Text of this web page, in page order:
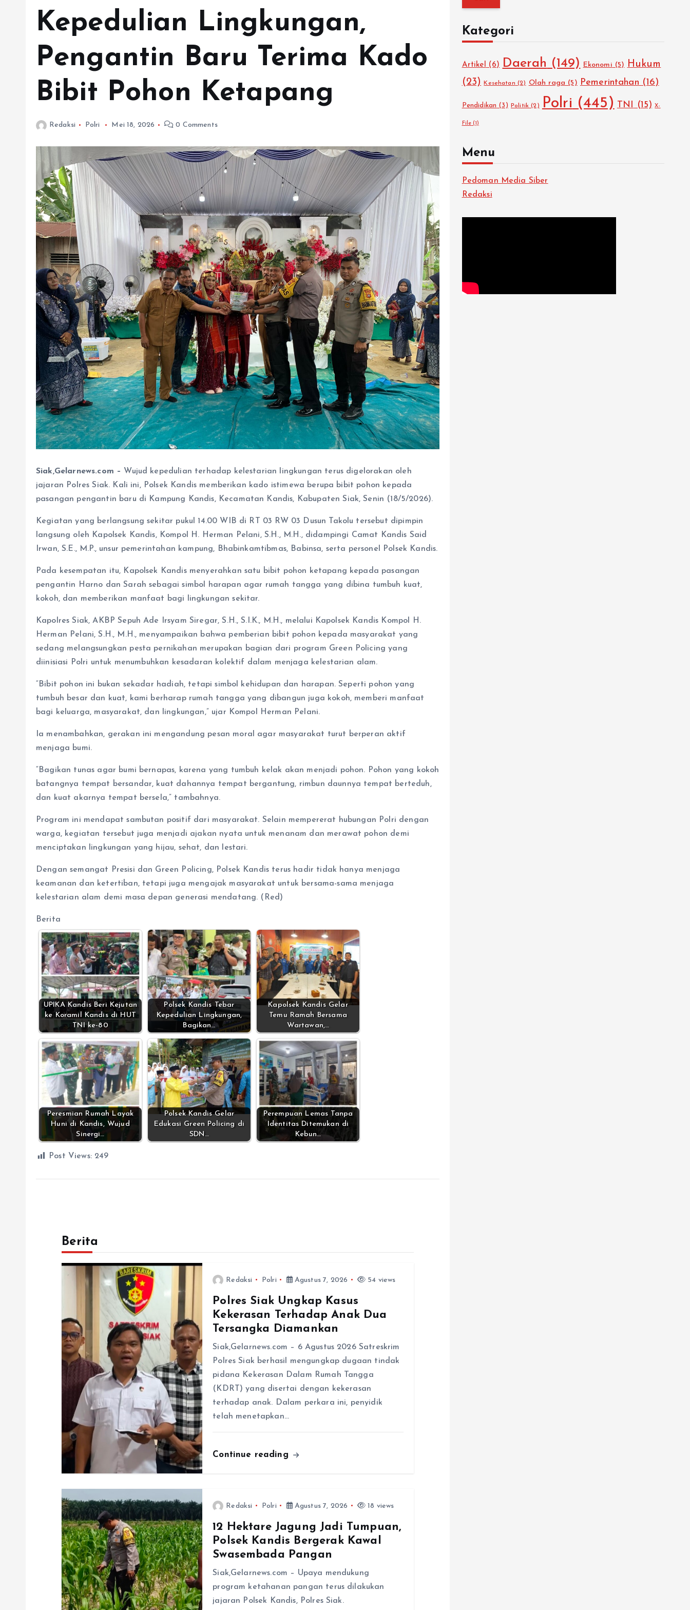
Kepedulian Lingkungan,
Pengantin Baru Terima Kado
Bibit Pohon Ketapang
Redaksi Polri Mei 18, 2026 0 Comments
Siak,Gelarnews.com – Wujud kepedulian terhadap kelestarian lingkungan terus digelorakan oleh
jajaran Polres Siak. Kali ini, Polsek Kandis memberikan kado istimewa berupa bibit pohon kepada
pasangan pengantin baru di Kampung Kandis, Kecamatan Kandis, Kabupaten Siak, Senin (18/5/2026).
Kegiatan yang berlangsung sekitar pukul 14.00 WIB di RT 03 RW 03 Dusun Takolu tersebut dipimpin
langsung oleh Kapolsek Kandis, Kompol H. Herman Pelani, S.H., M.H., didampingi Camat Kandis Said
Irwan, S.E., M.P., unsur pemerintahan kampung, Bhabinkamtibmas, Babinsa, serta personel Polsek Kandis.
Pada kesempatan itu, Kapolsek Kandis menyerahkan satu bibit pohon ketapang kepada pasangan
pengantin Harno dan Sarah sebagai simbol harapan agar rumah tangga yang dibina tumbuh kuat,
kokoh, dan memberikan manfaat bagi lingkungan sekitar.
Kapolres Siak, AKBP Sepuh Ade Irsyam Siregar, S.H., S.I.K., M.H., melalui Kapolsek Kandis Kompol H.
Herman Pelani, S.H., M.H., menyampaikan bahwa pemberian bibit pohon kepada masyarakat yang
sedang melangsungkan pesta pernikahan merupakan bagian dari program Green Policing yang
diinisiasi Polri untuk menumbuhkan kesadaran kolektif dalam menjaga kelestarian alam.
“Bibit pohon ini bukan sekadar hadiah, tetapi simbol kehidupan dan harapan. Seperti pohon yang
tumbuh besar dan kuat, kami berharap rumah tangga yang dibangun juga kokoh, memberi manfaat
bagi keluarga, masyarakat, dan lingkungan,” ujar Kompol Herman Pelani.
Ia menambahkan, gerakan ini mengandung pesan moral agar masyarakat turut berperan aktif
menjaga bumi.
“Bagikan tunas agar bumi bernapas, karena yang tumbuh kelak akan menjadi pohon. Pohon yang kokoh
batangnya tempat bersandar, kuat dahannya tempat bergantung, rimbun daunnya tempat berteduh,
dan kuat akarnya tempat bersela,” tambahnya.
Program ini mendapat sambutan positif dari masyarakat. Selain mempererat hubungan Polri dengan
warga, kegiatan tersebut juga menjadi ajakan nyata untuk menanam dan merawat pohon demi
menciptakan lingkungan yang hijau, sehat, dan lestari.
Dengan semangat Presisi dan Green Policing, Polsek Kandis terus hadir tidak hanya menjaga
keamanan dan ketertiban, tetapi juga mengajak masyarakat untuk bersama-sama menjaga
kelestarian alam demi masa depan generasi mendatang. (Red)
Berita
UPIKA Kandis Beri Kejutan
ke Koramil Kandis di HUT
TNI ke-80
Polsek Kandis Tebar
Kepedulian Lingkungan,
Bagikan…
Kapolsek Kandis Gelar
Temu Ramah Bersama
Wartawan,…
Peresmian Rumah Layak
Huni di Kandis, Wujud
Sinergi…
Polsek Kandis Gelar
Edukasi Green Policing di
SDN…
Perempuan Lemas Tanpa
Identitas Ditemukan di
Kebun…
Post Views: 249
Berita
Redaksi Polri Agustus 7, 2026 54 views
Polres Siak Ungkap Kasus
Kekerasan Terhadap Anak Dua
Tersangka Diamankan
Siak,Gelarnews.com – 6 Agustus 2026 Satreskrim
Polres Siak berhasil mengungkap dugaan tindak
pidana Kekerasan Dalam Rumah Tangga
(KDRT) yang disertai dengan kekerasan
terhadap anak. Dalam perkara ini, penyidik
telah menetapkan…
Continue reading
Redaksi Polri Agustus 7, 2026 18 views
12 Hektare Jagung Jadi Tumpuan,
Polsek Kandis Bergerak Kawal
Swasembada Pangan
Siak,Gelarnews.com – Upaya mendukung
program ketahanan pangan terus dilakukan
jajaran Polsek Kandis, Polres Siak.
i
n
u
k
Kategori
Artikel (6) Daerah (149) Ekonomi (5) Hukum
(23)
Kesehatan (2) Olah raga (5) Pemerintahan (16)
Pendidikan (3) Politik (2) Polri (445) TNI (15) X-
File (1)
Menu
Pedoman Media Siber
Redaksi